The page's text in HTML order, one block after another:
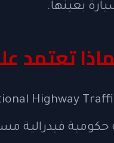
بعينها.
فيدرالية